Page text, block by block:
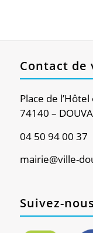
Contact
Place de l’Hôtel
74140 –
04 50 94 00 37
mairie@ville-
Suivez-nous